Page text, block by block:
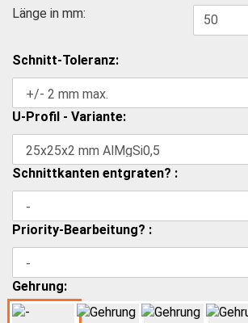
Länge in mm:
Schnitt-Toleranz:
U-Profil - Variante:
Schnittkanten entgraten? :
Priority-Bearbeitung? :
Gehrung: